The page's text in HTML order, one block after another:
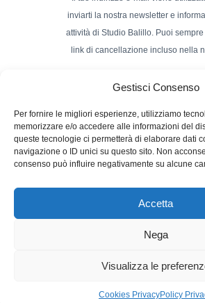
Gestisci Consenso
Per fornire le migliori esperienze, utilizziamo
memorizzare e/o accedere alle informazioni del
queste tecnologie ci permetterà di elaborare dati
navigazione o ID unici su questo sito. Non
consenso può influire negativamente su alcune
Accetta
Nega
Visualizza le
Cookies PrivacyPolicy
inviarti la nostra newsletter e
attività di Studio Balillo. Puoi sempre
link di cancellazione incluso nella
Nome e Cognome
Powerd by :Studio70